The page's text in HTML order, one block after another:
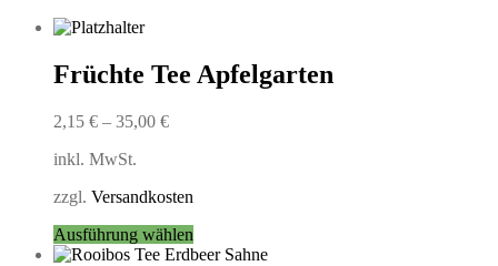
Früchte Tee Apfelgarten
2,15 € – 35,00 €
inkl. MwSt.
zzgl. Versandkosten
Ausführung wählen
Produkt